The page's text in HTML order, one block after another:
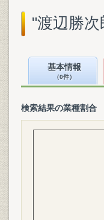
"渡辺勝
基本情報
（0件）
検索結果の業種割合